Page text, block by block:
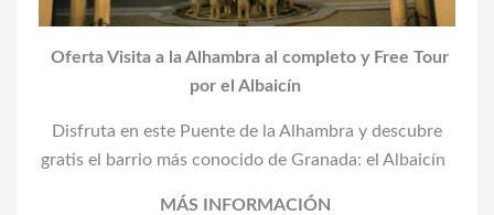
Oferta Visita a la Alhambra al completo y Free Tour
por el Albaicín
Disfruta en este Puente de la Alhambra y descubre
gratis el barrio más conocido de Granada: el Albaicín
MÁS INFORMACIÓN